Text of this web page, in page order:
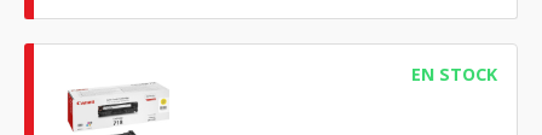
EN STOCK